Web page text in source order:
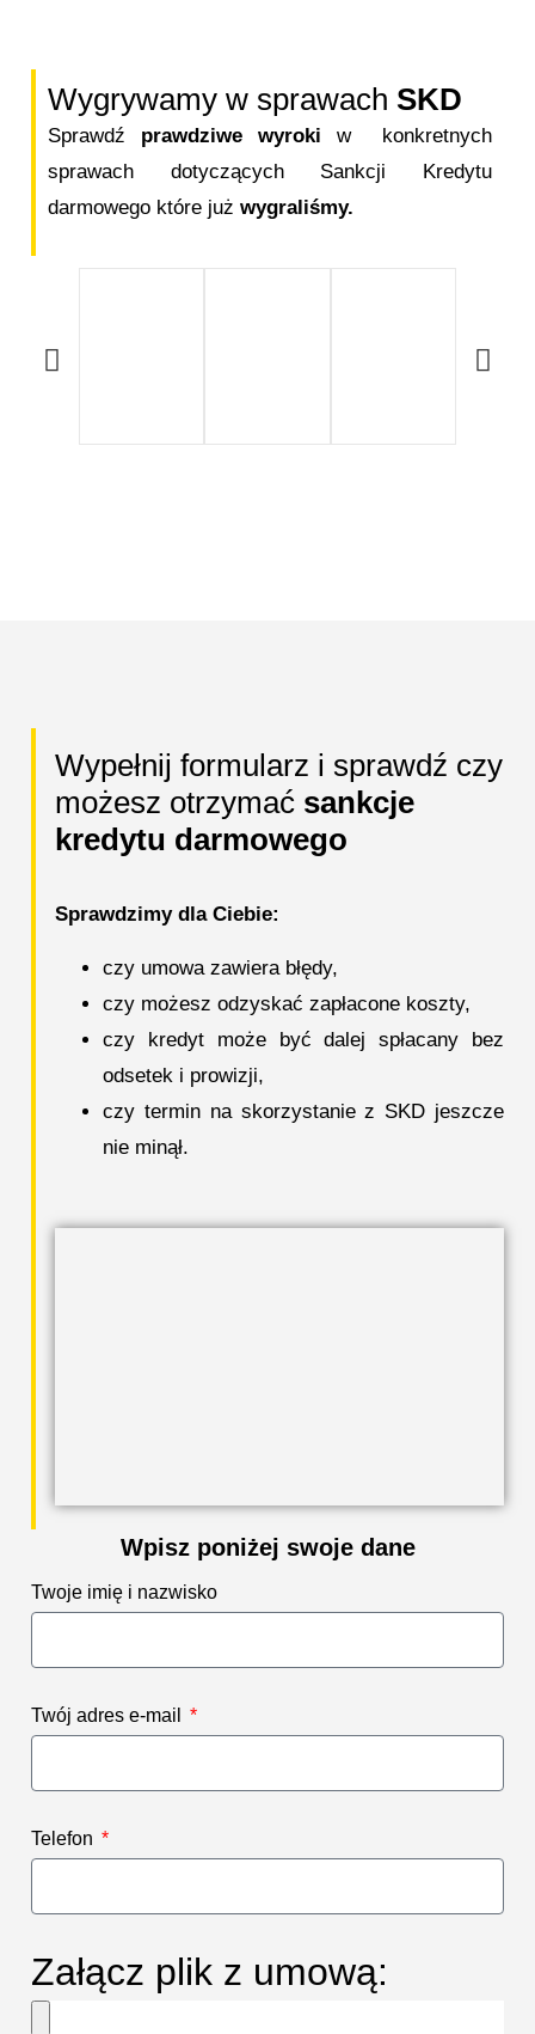
Wygrywamy w sprawach SKD
Sprawdź prawdziwe wyroki w konkretnych
sprawach dotyczących Sankcji Kredytu
darmowego które już wygraliśmy.
Wypełnij formularz i sprawdź czy
możesz otrzymać sankcje
kredytu darmowego
Sprawdzimy dla Ciebie:
czy umowa zawiera błędy,
czy możesz odzyskać zapłacone koszty,
czy kredyt może być dalej spłacany bez
odsetek i prowizji,
czy termin na skorzystanie z SKD jeszcze
nie minął.
Wpisz poniżej swoje dane
Twoje imię i nazwisko
Twój adres e-mail
Telefon
Załącz plik z umową: